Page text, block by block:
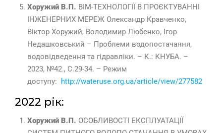
Хоружий В.П. BIM-ТЕХНОЛОГІЇ В ПРОЄКТУВАННІ
ІНЖЕНЕРНИХ МЕРЕЖ Олександр Кравченко,
Віктор Хоружий, Володимир Любенко, Ігор
Недашковський – Проблеми водопостачання,
водовідведення та гідравліки. – К.: КНУБА. –
2023, №42., С.29-34. – Режим
доступу:
http://wateruse.org.ua/article/view/277582
2022 рік:
Хоружий В.П. ОСОБЛИВОСТІ ЕКСПЛУАТАЦІЇ